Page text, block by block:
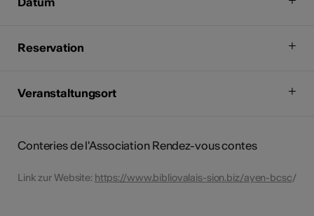
Reservation
Veranstaltungsort
Conteries de l'Association Rendez-vous contes
Link zur Website: https://www.bibliovalais-sion.biz/ayen-bcsc/